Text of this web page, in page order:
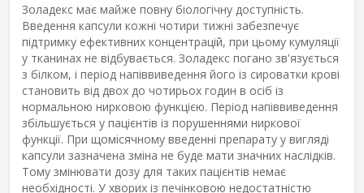
Золадекс має майже повну біологічну доступність.
Введення капсули кожні чотири тижні забезпечує
підтримку ефективних концентрацій, при цьому кумуляції
у тканинах не відбувається. Золадекс погано зв'язується
з білком, і період напіввиведення його із сироватки крові
становить від двох до чотирьох годин в осіб із
нормальною нирковою функцією. Період напіввиведення
збільшується у пацієнтів із порушеннями ниркової
функції. При щомісячному введенні препарату у вигляді
капсули зазначена зміна не буде мати значних наслідків.
Тому змінювати дозу для таких пацієнтів немає
необхідності. У хворих із печінковою недостатністю